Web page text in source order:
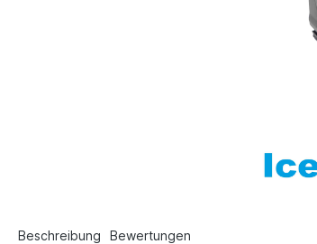
Beschreibung Bewertungen